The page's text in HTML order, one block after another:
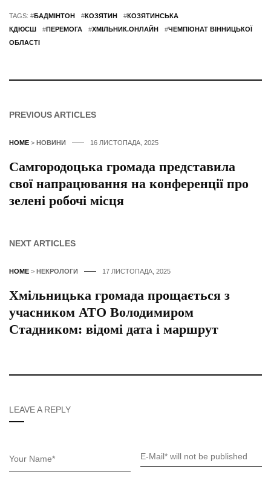
TAGS: #БАДМІНТОН #КОЗЯТИН #КОЗЯТИНСЬКА
КДЮСШ
#ПЕРЕМОГА #ХМІЛЬНИК.ОНЛАЙН #ЧЕМПІОНАТ ВІННИЦЬКОЇ
ОБЛАСТІ
PREVIOUS ARTICLES
HOME > НОВИНИ 16 ЛИСТОПАДА, 2025
Самгородоцька громада представила
свої напрацювання на конференції про
зелені робочі місця
NEXT ARTICLES
HOME > НЕКРОЛОГИ 17 ЛИСТОПАДА, 2025
Хмільницька громада прощається з
учасником АТО Володимиром
Стадником: відомі дата і маршрут
LEAVE A REPLY